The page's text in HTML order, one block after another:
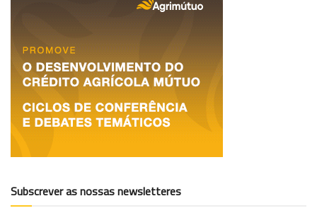
Subscrever as nossas newsletteres